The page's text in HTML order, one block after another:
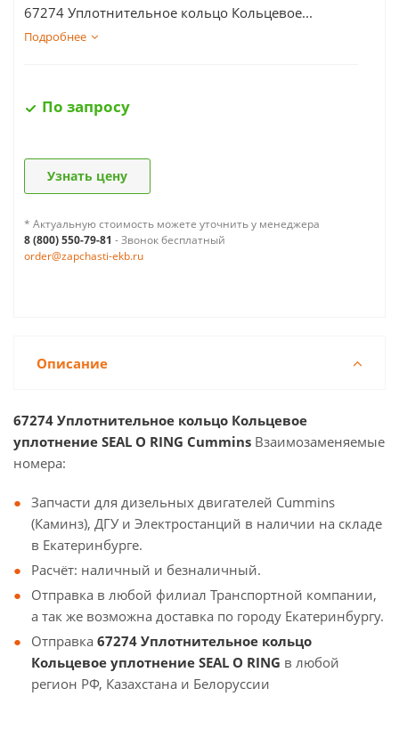
67274 Уплотнительное кольцо Кольцевое...
Подробнее
По запросу
Узнать цену
* Актуальную стоимость можете уточнить у менеджера
8 (800) 550-79-81 - Звонок бесплатный
order@zapchasti-ekb.ru
Описание
67274 Уплотнительное кольцо Кольцевое
уплотнение SEAL O RING Cummins Взаимозаменяемые
номера:
Запчасти для дизельных двигателей Cummins
(Каминз), ДГУ и Электростанций в наличии на складе
в Екатеринбурге.
Расчёт: наличный и безналичный.
Отправка в любой филиал Транспортной компании,
а так же возможна доставка по городу Екатеринбургу.
Отправка 67274 Уплотнительное кольцо
Кольцевое уплотнение SEAL O RING в любой
регион РФ, Казахстана и Белоруссии